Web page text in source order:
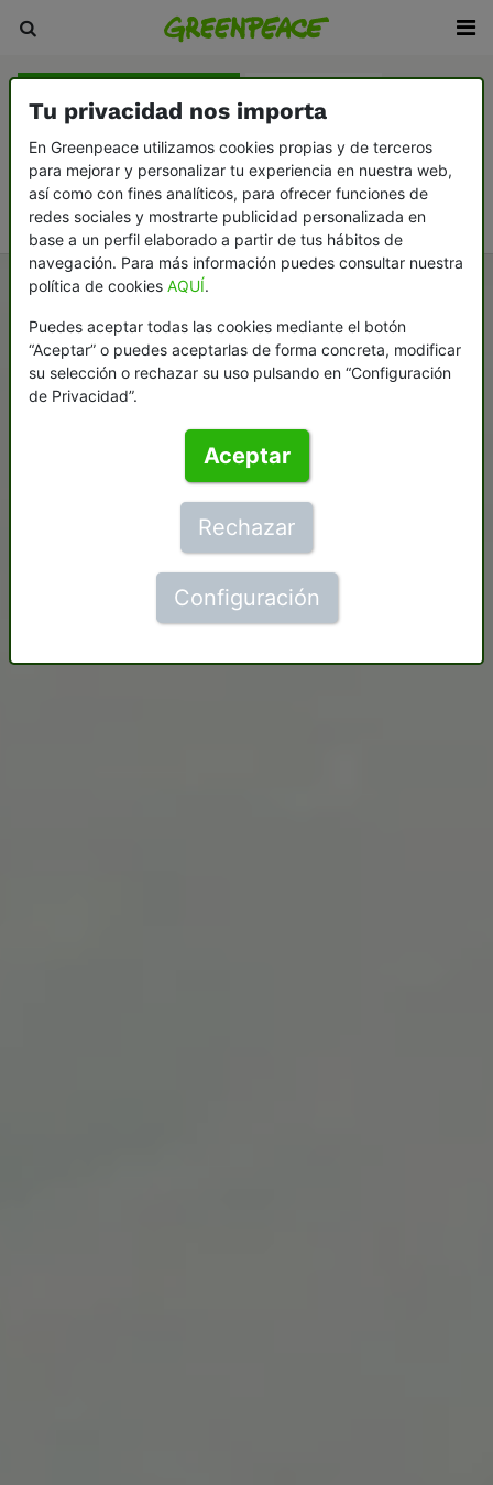
Testamento solidario por el planeta
Colabora con Greenpeace
Tu privacidad nos importa
En Greenpeace utilizamos cookies propias y de terceros
para mejorar y personalizar tu experiencia en nuestra web,
así como con fines analíticos, para ofrecer funciones de
redes sociales y mostrarte publicidad personalizada en
base a un perfil elaborado a partir de tus hábitos de
navegación. Para más información puedes consultar nuestra
política de cookies AQUÍ.
Puedes aceptar todas las cookies mediante el botón
“Aceptar” o puedes aceptarlas de forma concreta, modificar
su selección o rechazar su uso pulsando en “Configuración
de Privacidad”.
Aceptar
Rechazar
Configuración